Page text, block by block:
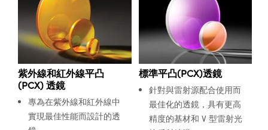
Mechanics | 顯微鏡用結構件
目鏡
and Couplers | 中繼鏡或耦合鏡
Microscopes | 袖珍顯微鏡
鏡
Interface Cameras | 高速接口相
| 模擬相機
| 成像系統
Components
Labs™
紫外線和紅外線平凸
(PCX) 透鏡
專為在紫外線和紅外線中
實現最佳性能而設計的透
標準平凸(PCX)透鏡
針對與雷射源配合使用而
最佳化的透鏡，具有更高
精度的基材和 V 型雷射光